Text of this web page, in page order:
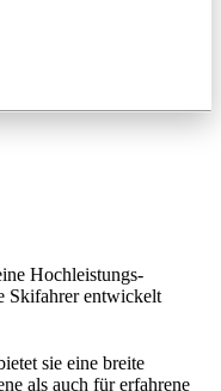
Hochleistungs-
Skifahrer entwickelt
sie eine breite
als auch für erfahrene